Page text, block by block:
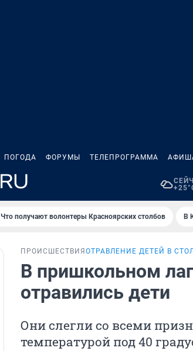
ПОГОДА ФОРУМЫ ТЕЛЕПРОГРАММА
Что получают волонтеры Красноярских столбов В
ПРОИСШЕСТВИЯ ОТРАВЛЕНИЕ ДЕТЕЙ В
В пришкольном
отравились дети
Они слегли со всеми
температурой под 40